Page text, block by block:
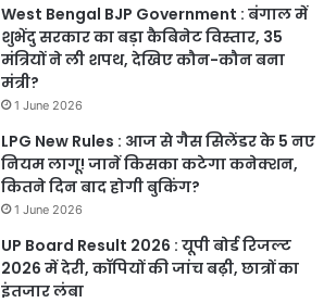
West Bengal BJP Government : बंगाल में
शुभेंदु सरकार का बड़ा कैबिनेट विस्तार, 35
मंत्रियों ने ली शपथ, देखिए कौन-कौन बना
मंत्री?
1 June 2026
LPG New Rules : आज से गैस सिलेंडर के 5 नए
नियम लागू! जानें किसका कटेगा कनेक्शन,
कितने दिन बाद होगी बुकिंग?
1 June 2026
UP Board Result 2026 : यूपी बोर्ड रिजल्ट
2026 में देरी, कॉपियों की जांच बढ़ी, छात्रों का
इंतजार लंबा